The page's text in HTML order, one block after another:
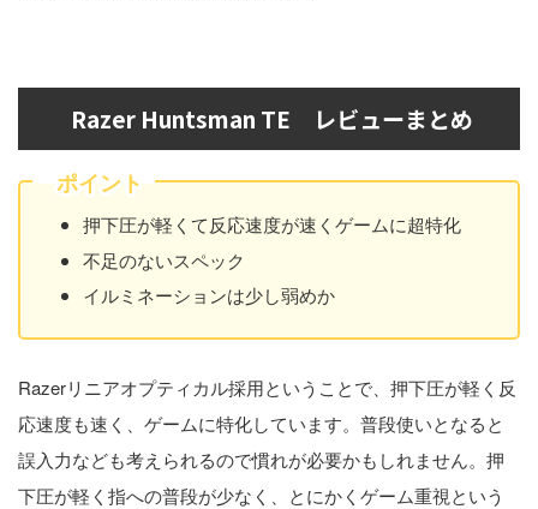
Razer Huntsman TE レビューまとめ
ポイント
押下圧が軽くて反応速度が速くゲームに超特化
不足のないスペック
イルミネーションは少し弱めか
Razerリニアオプティカル採用ということで、押下圧が軽く反
応速度も速く、ゲームに特化しています。普段使いとなると
誤入力なども考えられるので慣れが必要かもしれません。押
下圧が軽く指への普段が少なく、とにかくゲーム重視という